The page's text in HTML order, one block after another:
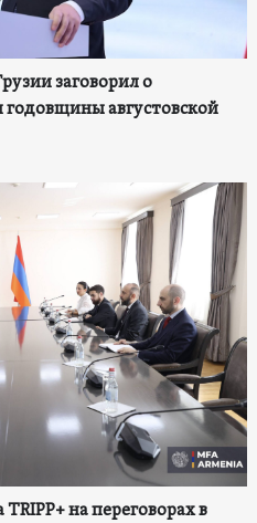
заговорил о
августовской
на переговорах в